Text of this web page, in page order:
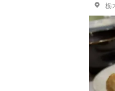
栃